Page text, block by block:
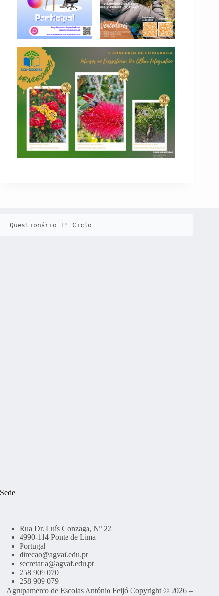
Questionário 1º Ciclo
Sede
Rua Dr. Luís Gonzaga, Nº 22
4990-114 Ponte de Lima
Portugal
direcao@agvaf.edu.pt
secretaria@agvaf.edu.pt
258 909 070
258 909 079
Agrupamento de Escolas António Feijó Copyright © 2026 –